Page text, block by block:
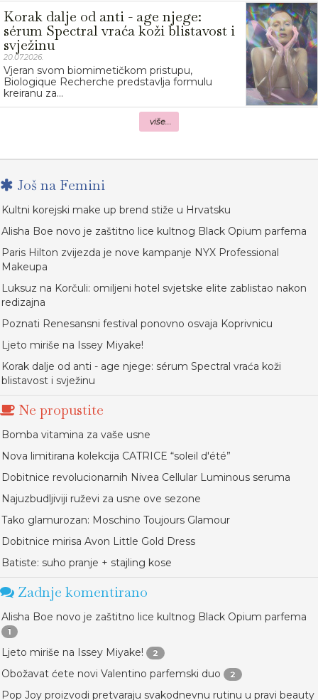
Korak dalje od anti - age njege:
sérum Spectral vraća koži blistavost i
svježinu
20.07.2026.
Vjeran svom biomimetičkom pristupu,
Biologique Recherche predstavlja formulu
kreiranu za...
više...
Još na Femini
Kultni korejski make up brend stiže u Hrvatsku
Alisha Boe novo je zaštitno lice kultnog Black Opium parfema
Paris Hilton zvijezda je nove kampanje NYX Professional
Makeupa
Luksuz na Korčuli: omiljeni hotel svjetske elite zablistao nakon
redizajna
Poznati Renesansni festival ponovno osvaja Koprivnicu
Ljeto miriše na Issey Miyake!
Korak dalje od anti - age njege: sérum Spectral vraća koži
blistavost i svježinu
Ne propustite
Bomba vitamina za vaše usne
Nova limitirana kolekcija CATRICE “soleil d'été”
Dobitnice revolucionarnih Nivea Cellular Luminous seruma
Najuzbudljiviji ruževi za usne ove sezone
Tako glamurozan: Moschino Toujours Glamour
Dobitnice mirisa Avon Little Gold Dress
Batiste: suho pranje + stajling kose
Zadnje komentirano
Alisha Boe novo je zaštitno lice kultnog Black Opium parfema
1
Ljeto miriše na Issey Miyake! 2
Obožavat ćete novi Valentino parfemski duo 2
Pop Joy proizvodi pretvaraju svakodnevnu rutinu u pravi beauty